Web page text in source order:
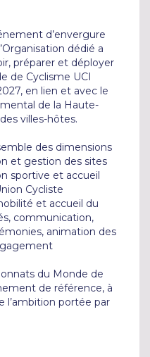
d’envergure
dédié a
préparer et déployer
de Cyclisme UCI
en lien et avec le
de la Haute-
villes-hôtes.
des dimensions
et gestion des sites
sportive et accueil
Cycliste
et accueil du
communication,
animation des
du Monde de
de référence, à
l’ambition portée par